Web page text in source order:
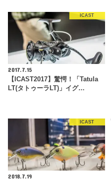
ICAST
2017.7.15
【ICAST2017】驚愕！「Tatula
LT(タトゥーラLT)」イグ…
ICAST
2018.7.19